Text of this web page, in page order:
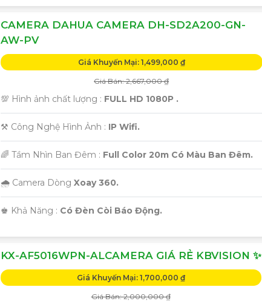
CAMERA DAHUA CAMERA DH-SD2A200-GN-
AW-PV
Giá Khuyến Mại: 1,499,000 ₫
Giá Bán: 2,667,000 ₫
💯 Hình ảnh chất lượng : FULL HD 1080P .
⚒ Công Nghệ Hình Ảnh : IP Wifi.
🌈 Tầm Nhìn Ban Đêm : Full Color 20m Có Màu Ban Đêm.
🌧️ Camera Dòng Xoay 360.
️♚ Khả Năng : Có Đèn Còi Báo Động.
KX-AF5016WPN-ALCAMERA GIÁ RẺ KBVISION ✨
Giá Khuyến Mại: 1,700,000 ₫
Giá Bán: 2,000,000 ₫
️